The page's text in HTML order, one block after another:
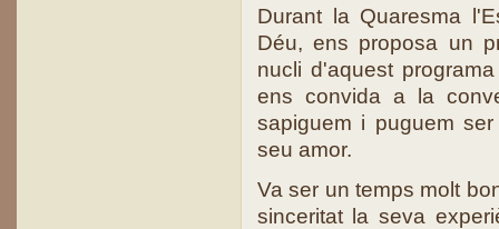
Durant la Quaresma
Déu, ens proposa un
nucli d'aquest
ens convida a la
sapiguem i puguem
seu amor.
Va ser un temps molt
sinceritat la seva